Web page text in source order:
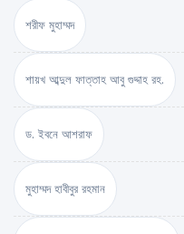
শরীফ মুহাম্মদ
শায়খ আব্দুল ফাত্তাহ আবু গুদ্দাহ রহ.
ড. ইবনে আশরাফ
মুহাম্মদ হাবীবুর রহমান